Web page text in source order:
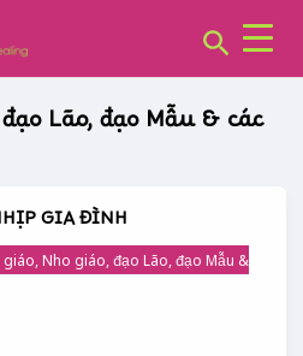
Search
Lão, đạo Mẫu & các
GIA ĐÌNH
giáo, Nho giáo, đạo Lão, đạo Mẫu &